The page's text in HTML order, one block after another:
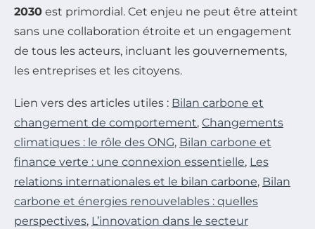
2030 est primordial. Cet enjeu ne peut être atteint
sans une collaboration étroite et un engagement
de tous les acteurs, incluant les gouvernements,
les entreprises et les citoyens.
Lien vers des articles utiles : Bilan carbone et
changement de comportement, Changements
climatiques : le rôle des ONG, Bilan carbone et
finance verte : une connexion essentielle, Les
relations internationales et le bilan carbone, Bilan
carbone et énergies renouvelables : quelles
perspectives, L’innovation dans le secteur